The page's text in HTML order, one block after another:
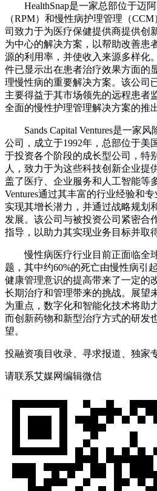
HealthSnap是一家总部位于迈阿
（RPM）和慢性病护理管理（
司致力于为医疗保健提供商提供创
为中心的解决方案，以帮助改善患
源的利用率，并使收入来源多样化
件已显示出在患者治疗效果方面的
理慢性病的重要解决方案。该公司
主要得益于其市场领先的远程患者
全面的慢性护理管理解决方案的推出
Sands Capital Ventures是一家风
公司，成立于1992年，总部位于美
于投资各个阶段的成长型公司，特
人，致力于为这些科技创新企业提
盖了医疗、企业服务和人工智能等
Ventures通过其丰富的行业经验和
实现其增长潜力，并通过战略规划
发展。该公司与被投资公司紧密合
指导，以助力其实现业务目标并取
慢性病医疗行业目前正面临全
题，其中约60%的死亡由慢性病引
健康管理意识的提高带来了一定的
长期治疗和管理带来的挑战。展望
为重点，数字化和智能化技术将助
而创新药物和新型治疗方式的研发
望。
投融资项目收录、寻求报道、独家
请联系艾媒网编辑微信